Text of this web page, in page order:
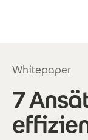
Whitepaper
7